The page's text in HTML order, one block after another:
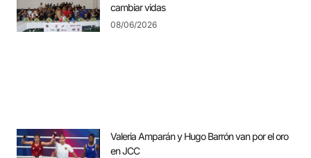
cambiar vidas
08/06/2026
Valeria Amparán y Hugo Barrón van por el oro
en JCC